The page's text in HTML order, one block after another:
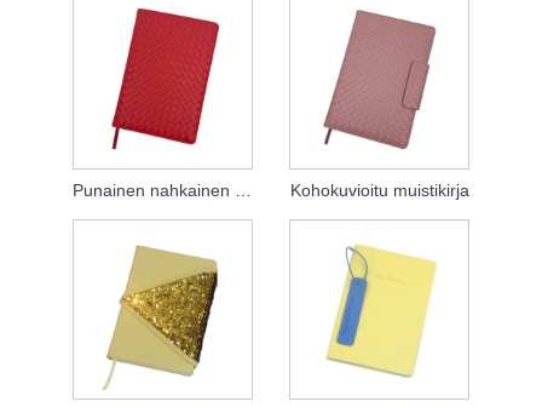
Kohokuvioitu muistikirja